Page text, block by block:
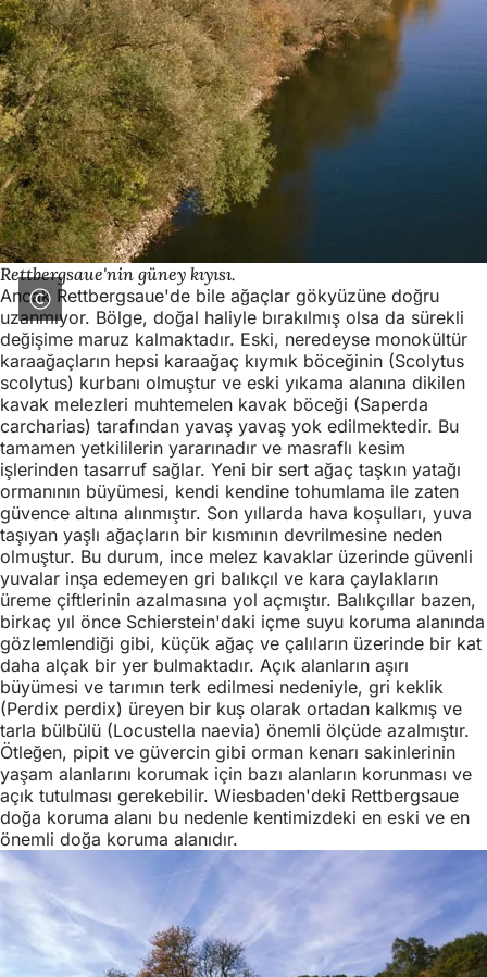
Rettbergsaue'nin güney kıyısı.
Ancak Rettbergsaue'de bile ağaçlar gökyüzüne doğru
uzanmıyor. Bölge, doğal haliyle bırakılmış olsa da sürekli
değişime maruz kalmaktadır. Eski, neredeyse monokültür
karaağaçların hepsi karaağaç kıymık böceğinin (Scolytus
scolytus) kurbanı olmuştur ve eski yıkama alanına dikilen
kavak melezleri muhtemelen kavak böceği (Saperda
carcharias) tarafından yavaş yavaş yok edilmektedir. Bu
tamamen yetkililerin yararınadır ve masraflı kesim
işlerinden tasarruf sağlar. Yeni bir sert ağaç taşkın yatağı
ormanının büyümesi, kendi kendine tohumlama ile zaten
güvence altına alınmıştır. Son yıllarda hava koşulları, yuva
taşıyan yaşlı ağaçların bir kısmının devrilmesine neden
olmuştur. Bu durum, ince melez kavaklar üzerinde güvenli
yuvalar inşa edemeyen gri balıkçıl ve kara çaylakların
üreme çiftlerinin azalmasına yol açmıştır. Balıkçıllar bazen,
birkaç yıl önce Schierstein'daki içme suyu koruma alanında
gözlemlendiği gibi, küçük ağaç ve çalıların üzerinde bir kat
daha alçak bir yer bulmaktadır. Açık alanların aşırı
büyümesi ve tarımın terk edilmesi nedeniyle, gri keklik
(Perdix perdix) üreyen bir kuş olarak ortadan kalkmış ve
tarla bülbülü (Locustella naevia) önemli ölçüde azalmıştır.
Ötleğen, pipit ve güvercin gibi orman kenarı sakinlerinin
yaşam alanlarını korumak için bazı alanların korunması ve
açık tutulması gerekebilir. Wiesbaden'deki Rettbergsaue
doğa koruma alanı bu nedenle kentimizdeki en eski ve en
önemli doğa koruma alanıdır.